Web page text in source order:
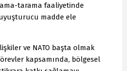
tarama faaliyetinde
madde ele
ve NATO başta olmak
kapsamında, bölgesel